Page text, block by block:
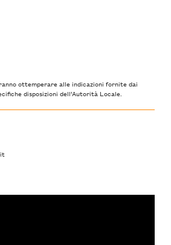
ottemperare alle indicazioni fornite dai
disposizioni dell’Autorità Locale.